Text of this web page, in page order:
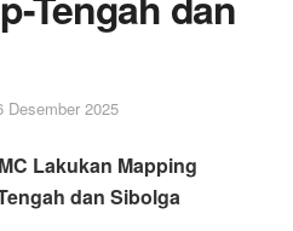
Desember 2025
Lakukan Mapping
dan Sibolga